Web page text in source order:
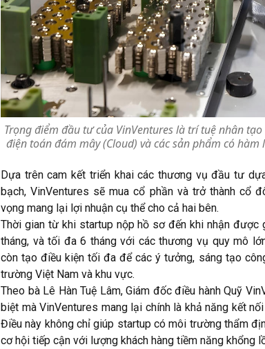
Trọng điểm đầu tư của VinVentures là trí tuệ nhân
điện toán đám mây (Cloud) và các sản phẩm có
Dựa trên cam kết triển khai các thương vụ đầu tư
bạch, VinVentures sẽ mua cổ phần và trở thành cổ
vọng mang lại lợi nhuận cụ thể cho cả hai bên.
Thời gian từ khi startup nộp hồ sơ đến khi nhận được
tháng, và tối đa 6 tháng với các thương vụ quy mô
còn tạo điều kiện tối đa để các ý tưởng, sáng tạo
trường Việt Nam và khu vực.
Theo bà Lê Hàn Tuệ Lâm, Giám đốc điều hành Quỹ
biệt mà VinVentures mang lại chính là khả năng kết
Điều này không chỉ giúp startup có môi trường thẩm
cơ hội tiếp cận với lượng khách hàng tiềm năng khổng